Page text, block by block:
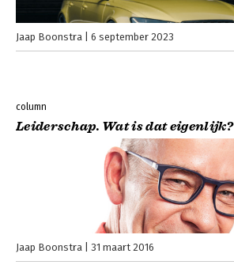
Jaap Boonstra 6 september 2023
column
Leiderschap. Wat is dat eigenlijk?
Jaap Boonstra 31 maart 2016